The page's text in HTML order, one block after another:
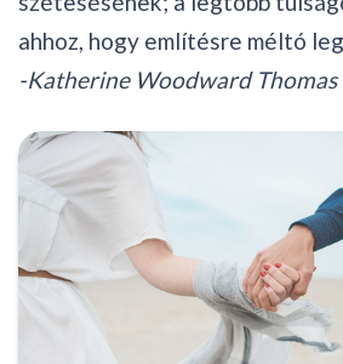
ahhoz, hogy említésre méltó
-Katherine Woodward Thomas